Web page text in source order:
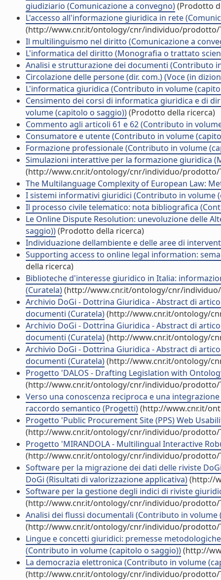
giudiziario (Comunicazione a convegno)(Prodotto
L'accesso all'informazione giuridica in rete
(http://www.cnr.it/ontology/cnr/individuo/prodotto/
Il multilinguismo nel diritto (Comunicazione a
L'informatica del diritto (Monografia o trattato
Analisi e strutturazione dei documenti (Contributo
Circolazione delle persone (dir. com.) (Voce (in
L'informatica giuridica (Contributo in volume
Censimento dei corsi di informatica giuridica e di
volume (capitolo o saggio))(Prodotto della ricerca)
Commento agli articoli 61 e 62 (Contributo in
Consumatore e utente (Contributo in volume
Formazione professionale (Contributo in volume
Simulazioni interattive per la formazione giuridica
(http://www.cnr.it/ontology/cnr/individuo/prodotto/
The Multilanguage Complexity of European Law:
I sistemi informativi giuridici (Contributo in volume
Il processo civile telematico: nota bibliografica
Le Online Dispute Resolution: unevoluzione delle
saggio))(Prodotto della ricerca)
Individuazione dellambiente e delle aree di
Supporting access to online legal information:
della ricerca)
Biblioteche d'interesse giuridico in Italia:
(Curatela)(http://www.cnr.it/ontology/cnr/
Archivio DoGi - Dottrina Giuridica - Abstract di
documenti (Curatela)(http://www.cnr.it/ontology/
Archivio DoGi - Dottrina Giuridica - Abstract di
documenti (Curatela)(http://www.cnr.it/ontology/
Archivio DoGi - Dottrina Giuridica - Abstract di
documenti (Curatela)(http://www.cnr.it/ontology/
Progetto 'DALOS - Drafting Legislation with
(http://www.cnr.it/ontology/cnr/individuo/prodotto/
Verso una conoscenza reciproca e una
raccordo semantico (Progetti)(http://www.cnr.it/
Progetto 'Public Procurement Site (PPS) Web
(http://www.cnr.it/ontology/cnr/individuo/prodotto/
Progetto 'MIRANDOLA - Multilingual Interactive
(http://www.cnr.it/ontology/cnr/individuo/prodotto/
Software per la migrazione dei dati delle riviste
DoGi (Risultati di valorizzazione applicativa)(http://
Software per la gestione degli indici di riviste
(http://www.cnr.it/ontology/cnr/individuo/prodotto/
Analisi dei flussi documentali (Contributo in volume
(http://www.cnr.it/ontology/cnr/individuo/prodotto/
Lingue e concetti giuridici: premesse
(Contributo in volume (capitolo o saggio))(http://
La democrazia elettronica (Contributo in volume
(http://www.cnr.it/ontology/cnr/individuo/prodotto/